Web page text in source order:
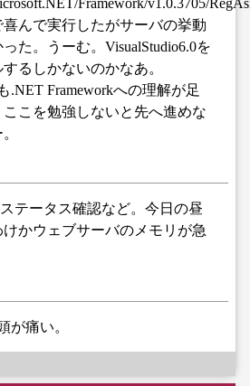
Framework/v1.0.3705/
んで実行したがサーバの挙動
た。うーむ。VisualStudio6.0を
るしかないのかなあ。
.NET Frameworkへの理解が足
ここを勉強しないと先へ進めな
ステータス確認など。今日の昼
かウェブサーバのメモリが急
が痛い。